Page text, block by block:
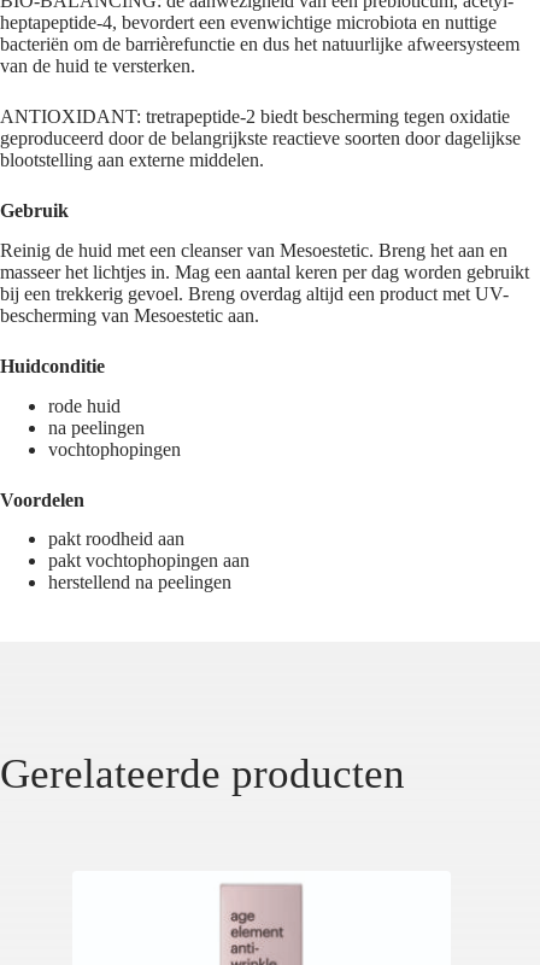
heptapeptide-4, bevordert een evenwichtige microbiota en nuttige
bacteriën om de barrièrefunctie en dus het natuurlijke afweersysteem
van de huid te versterken.
ANTIOXIDANT: tretrapeptide-2 biedt bescherming tegen oxidatie
geproduceerd door de belangrijkste reactieve soorten door dagelijkse
blootstelling aan externe middelen.
Gebruik
Reinig de huid met een cleanser van Mesoestetic. Breng het aan en
masseer het lichtjes in. Mag een aantal keren per dag worden gebruikt
bij een trekkerig gevoel. Breng overdag altijd een product met UV-
bescherming van Mesoestetic aan.
Huidconditie
rode huid
na peelingen
vochtophopingen
Voordelen
pakt roodheid aan
pakt vochtophopingen aan
herstellend na peelingen
Gerelateerde producten